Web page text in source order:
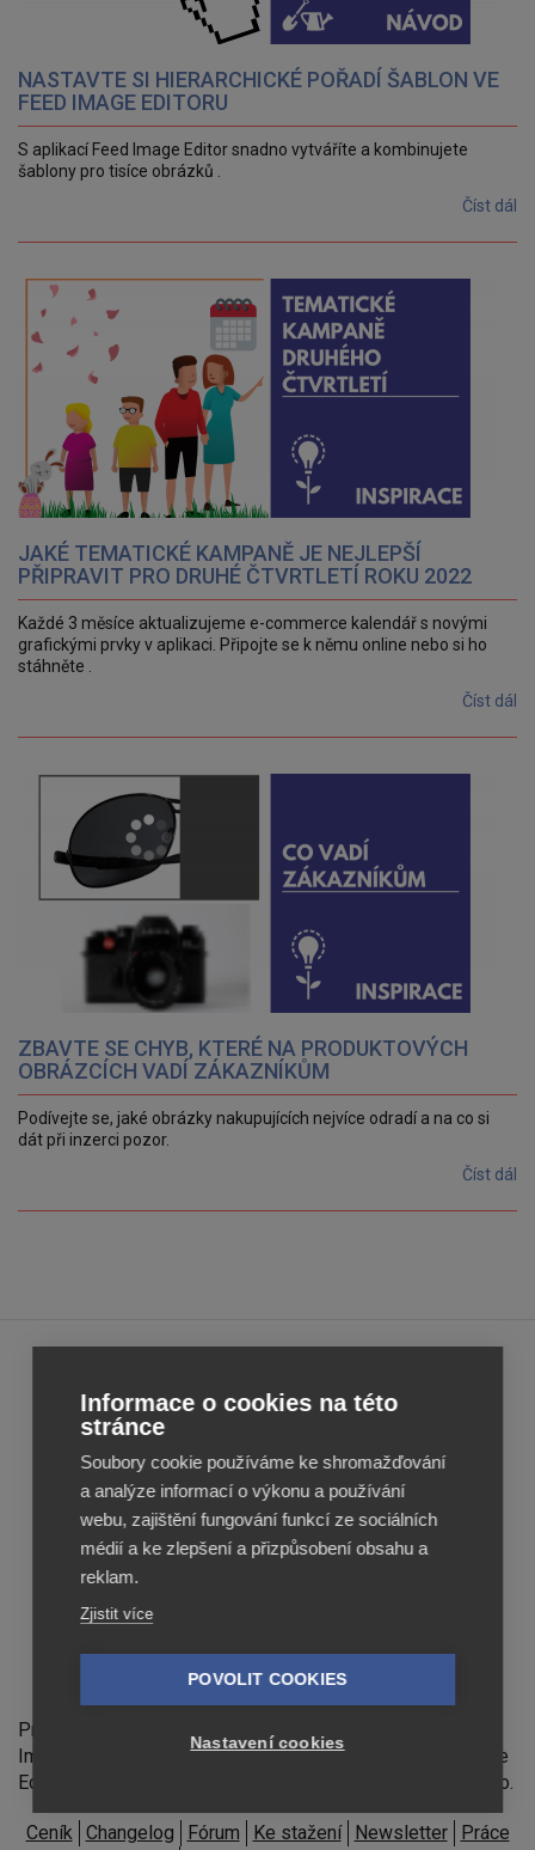
NASTAVTE SI HIERARCHICKÉ POŘADÍ ŠABLON VE
FEED IMAGE EDITORU
S aplikací Feed Image Editor snadno vytváříte a kombinujete
šablony pro tisíce obrázků .
Číst dál
JAKÉ TEMATICKÉ KAMPANĚ JE NEJLEPŠÍ
PŘIPRAVIT PRO DRUHÉ ČTVRTLETÍ ROKU 2022
Každé 3 měsíce aktualizujeme e-commerce kalendář s novými
grafickými prvky v aplikaci. Připojte se k němu online nebo si ho
stáhněte .
Číst dál
ZBAVTE SE CHYB, KTERÉ NA PRODUKTOVÝCH
OBRÁZCÍCH VADÍ ZÁKAZNÍKŮM
Podívejte se, jaké obrázky nakupujících nejvíce odradí a na co si
dát při inzerci pozor.
Číst dál
Image
Reviews
Image
Reviews
Feed Image Editor technologies, s.r.o.
Provozovatelem stránek feed-image-editor.cz je Feed
Image Editor technologies, s.r.o., IČ 07139365. Feed Image
Editor technologies, s.r.o. člen koncernu Profitak group, s.r.o.
Ceník Changelog Fórum Ke stažení Newsletter
Práce
Informace o cookies na této
stránce
Soubory cookie používáme ke shromažďování
a analýze informací o výkonu a používání
webu, zajištění fungování funkcí ze sociálních
médií a ke zlepšení a přizpůsobení obsahu a
reklam.
Zjistit více
POVOLIT COOKIES
Nastavení cookies